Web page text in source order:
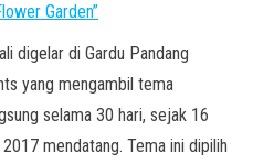
digelar di Gardu Pandang
yang mengambil tema
selama 30 hari, sejak 16
mendatang. Tema ini dipilih